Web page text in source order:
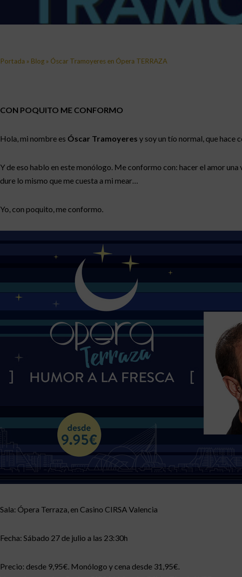
Portada » Blog » Óscar Tramoyeres en Ópera TERRAZA
CON POQUITO ME CONFORMO
Hola, mi nombre es Óscar Tramoyeres y soy un tío normal, que hace
Y de eso hablo en este monólogo. Me conformo con: hacer el amor
dure lo mismo que me cuesta a mi mear…
Yo, con poquito, me conformo.
Sala: Ópera Terraza, en Casino CIRSA Valencia
Fecha: Sábado 27 de julio a las 23:30h
Precio: desde 9,95€. Monólogo y cena desde 31,95€.